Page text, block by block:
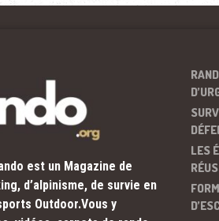
est un Magazine de
d’alpinisme, de survie en
Outdoor.Vous y
LES